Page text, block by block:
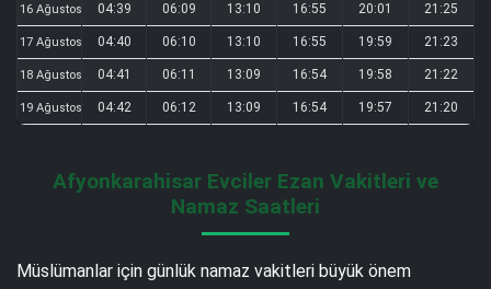
16 Ağustos 04:39 06:09 13:10 16:55 20:01 21:25
17 Ağustos 04:40 06:10 13:10 16:55 19:59 21:23
18 Ağustos 04:41 06:11 13:09 16:54 19:58 21:22
19 Ağustos 04:42 06:12 13:09 16:54 19:57 21:20
Afyonkarahisar Evciler Ezan Vakitleri ve
Namaz Saatleri
Müslümanlar için günlük namaz vakitleri büyük önem